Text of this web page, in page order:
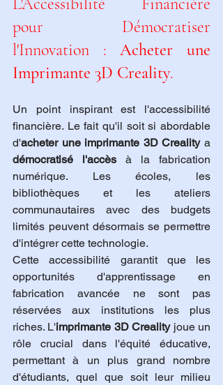
pour Démocratiser
l'Innovation : Acheter une
Imprimante 3D Creality.
Un point inspirant est l'accessibilité
financière. Le fait qu'il soit si abordable
d'acheter une imprimante 3D Creality
démocratisé l'accès à la fabrication
numérique. Les écoles, les
bibliothèques et les ateliers
communautaires avec des budgets
limités peuvent désormais se permettre
d'intégrer cette technologie.
Cette accessibilité garantit que les
opportunités d'apprentissage en
fabrication avancée ne sont pas
réservées aux institutions les plus
riches. L'imprimante 3D Creality joue un
rôle crucial dans l'équité éducative,
permettant à un plus grand nombre
d'étudiants, quel que soit leur milieu